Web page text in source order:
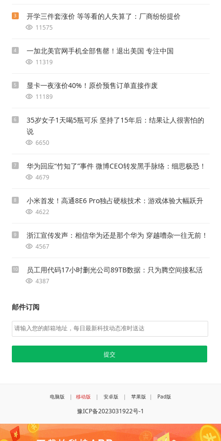
3 开学三件套涨价 等等看的人失算了：厂商纷纷提价
11575
4 一加北美官网手机全部售罄！退出美国 专注中国
11319
5 显卡一夜涨价40%！原价预售订单直接作废
11189
6
35岁女子1天喝5瓶可乐 坚持了15年后：结果让人很害怕的
说
6650
7 华为回应“竹知了”事件 微博CEO转发黑手脉络：细思极恐！
4679
8 小米首发！高通8E6 Pro独占硬核技术：游戏体验大幅跃升
4622
9 浙江宣传发声：相信华为还是那个华为 穿越嘈杂一往无前！
4567
10 员工用代码17小时删光公司89TB数据：只为腾空间接私活
4387
邮件订阅
电脑版 | 移动版 | 安卓版 | 苹果版 | Pad版
豫ICP备2023031922号-1